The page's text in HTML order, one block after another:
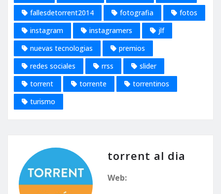
fallesdetorrent2014
fotografia
fotos
instagram
instagramers
jlf
nuevas tecnologias
premios
redes sociales
rrss
slider
torrent
torrente
torrentinos
turismo
torrent al dia
Web: